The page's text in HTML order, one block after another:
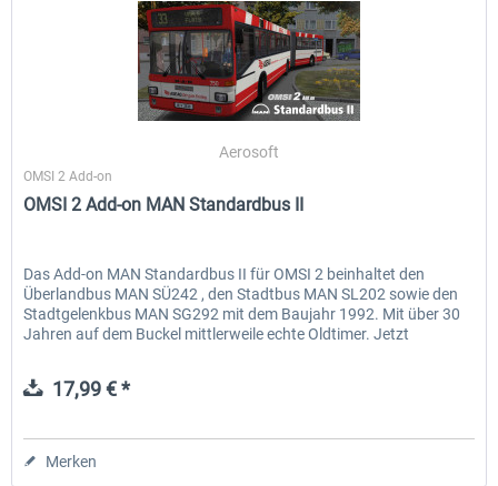
Aerosoft
OMSI 2 Add-on
OMSI 2 Add-on MAN Standardbus II
Das Add-on MAN Standardbus II für OMSI 2 beinhaltet den
Überlandbus MAN SÜ242 , den Stadtbus MAN SL202 sowie den
Stadtgelenkbus MAN SG292 mit dem Baujahr 1992. Mit über 30
Jahren auf dem Buckel mittlerweile echte Oldtimer. Jetzt
17,99 € *
Merken